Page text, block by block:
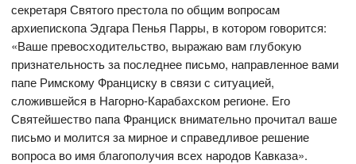
секретаря Святого престола по общим вопросам
архиепископа Эдгара Пенья Парры, в котором говорится:
«Ваше превосходительство, выражаю вам глубокую
признательность за последнее письмо, направленное вами
папе Римскому Франциску в связи с ситуацией,
сложившейся в Нагорно-Карабахском регионе. Его
Святейшество папа Франциск внимательно прочитал ваше
письмо и молится за мирное и справедливое решение
вопроса во имя благополучия всех народов Кавказа».